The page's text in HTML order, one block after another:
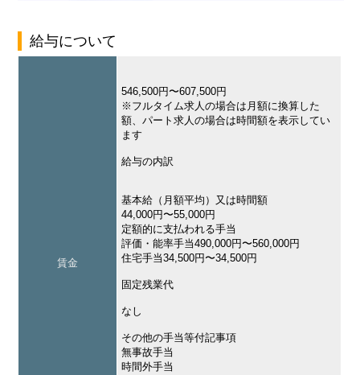
給与について
賃金
546,500円〜607,500円
※フルタイム求人の場合は月額に換算した
額、パート求人の場合は時間額を表示してい
ます
給与の内訳
基本給（月額平均）又は時間額
44,000円〜55,000円
定額的に支払われる手当
評価・能率手当490,000円〜560,000円
住宅手当34,500円〜34,500円
固定残業代
なし
その他の手当等付記事項
無事故手当
時間外手当